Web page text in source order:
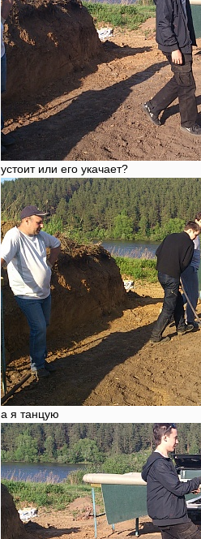
устоит или его укачает?
а я танцую